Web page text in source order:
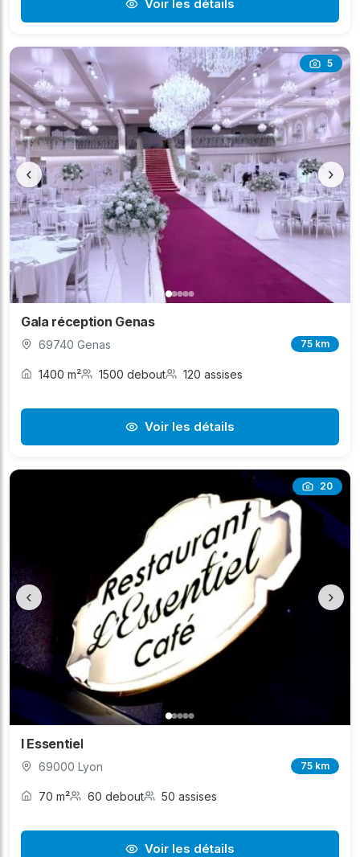
Voir les détails
5
‹ ›
Gala réception Genas
69740 Genas 75 km
1400 m² 1500 debout 120 assises
Voir les détails
20
‹ ›
l Essentiel
69000 Lyon 75 km
70 m² 60 debout 50 assises
Voir les détails